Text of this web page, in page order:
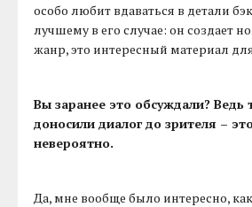
особо любит вдаваться в детали
лучшему в его случае: он создает
жанр, это интересный материал
Вы заранее это обсуждали? Ведь
доносили диалог до зрителя –
невероятно.
Да, мне вообще было интересно,